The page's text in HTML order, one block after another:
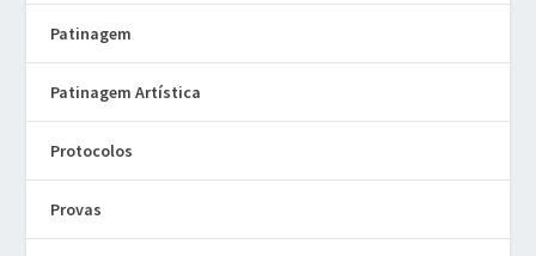
Patinagem
Patinagem Artística
Protocolos
Provas